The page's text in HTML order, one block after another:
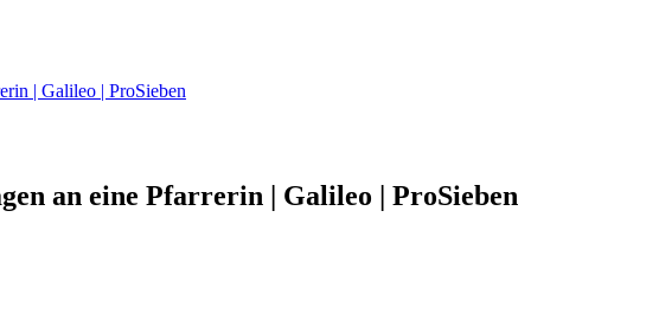
| Galileo | ProSieben
an eine Pfarrerin | Galileo | ProSieben